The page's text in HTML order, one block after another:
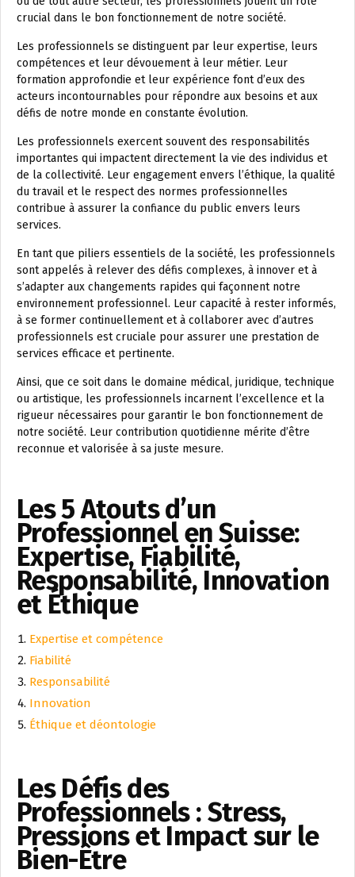
crucial dans le bon fonctionnement de notre société.
Les professionnels se distinguent par leur expertise, leurs
compétences et leur dévouement à leur métier. Leur
formation approfondie et leur expérience font d’eux des
acteurs incontournables pour répondre aux besoins et aux
défis de notre monde en constante évolution.
Les professionnels exercent souvent des responsabilités
importantes qui impactent directement la vie des individus et
de la collectivité. Leur engagement envers l’éthique, la qualité
du travail et le respect des normes professionnelles
contribue à assurer la confiance du public envers leurs
services.
En tant que piliers essentiels de la société, les professionnels
sont appelés à relever des défis complexes, à innover et à
s’adapter aux changements rapides qui façonnent notre
environnement professionnel. Leur capacité à rester informés,
à se former continuellement et à collaborer avec d’autres
professionnels est cruciale pour assurer une prestation de
services efficace et pertinente.
Ainsi, que ce soit dans le domaine médical, juridique, technique
ou artistique, les professionnels incarnent l’excellence et la
rigueur nécessaires pour garantir le bon fonctionnement de
notre société. Leur contribution quotidienne mérite d’être
reconnue et valorisée à sa juste mesure.
Les 5 Atouts d’un
Professionnel en Suisse:
Expertise, Fiabilité,
Responsabilité, Innovation
et Éthique
Expertise et compétence
Fiabilité
Responsabilité
Innovation
Éthique et déontologie
Les Défis des
Professionnels : Stress,
Pressions et Impact sur le
Bien-Être